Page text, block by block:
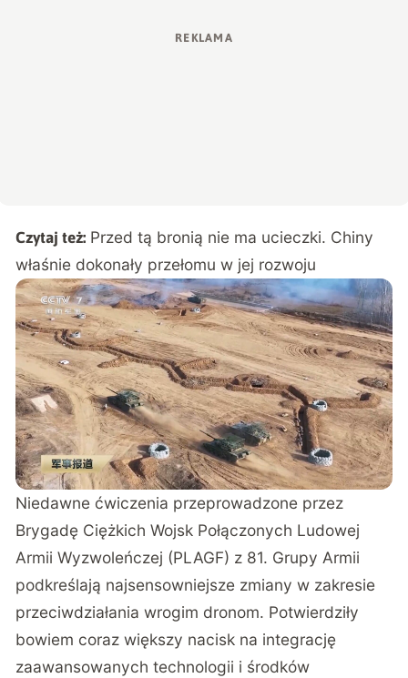
Czytaj też: Przed tą bronią nie ma ucieczki. Chiny
właśnie dokonały przełomu w jej rozwoju
Niedawne ćwiczenia przeprowadzone przez
Brygadę Ciężkich Wojsk Połączonych Ludowej
Armii Wyzwoleńczej (PLAGF) z 81. Grupy Armii
podkreślają najsensowniejsze zmiany w zakresie
przeciwdziałania wrogim dronom. Potwierdziły
bowiem coraz większy nacisk na integrację
zaawansowanych technologii i środków